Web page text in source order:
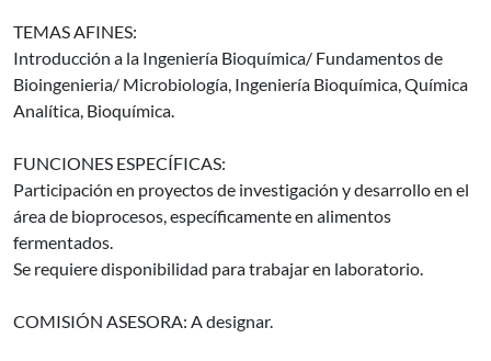
TEMAS AFINES:
Introducción a la Ingeniería Bioquímica/ Fundamentos de
Bioingenieria/ Microbiología, Ingeniería Bioquímica, Química
Analítica, Bioquímica.
FUNCIONES ESPECÍFICAS:
Participación en proyectos de investigación y desarrollo en el
área de bioprocesos, específicamente en alimentos
fermentados.
Se requiere disponibilidad para trabajar en laboratorio.
COMISIÓN ASESORA: A designar.